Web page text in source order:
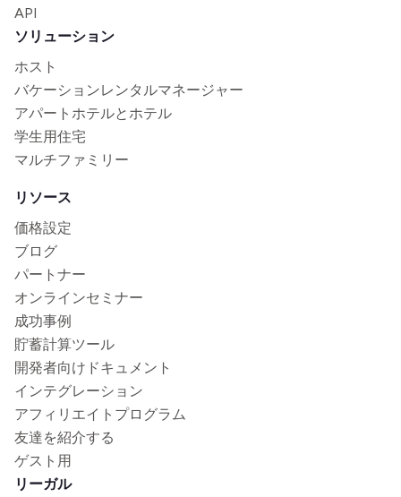
API
ソリューション
ホスト
バケーションレンタルマネージャー
アパートホテルとホテル
学生用住宅
マルチファミリー
リソース
価格設定
ブログ
パートナー
オンラインセミナー
成功事例
貯蓄計算ツール
開発者向けドキュメント
インテグレーション
アフィリエイトプログラム
友達を紹介する
ゲスト用
リーガル